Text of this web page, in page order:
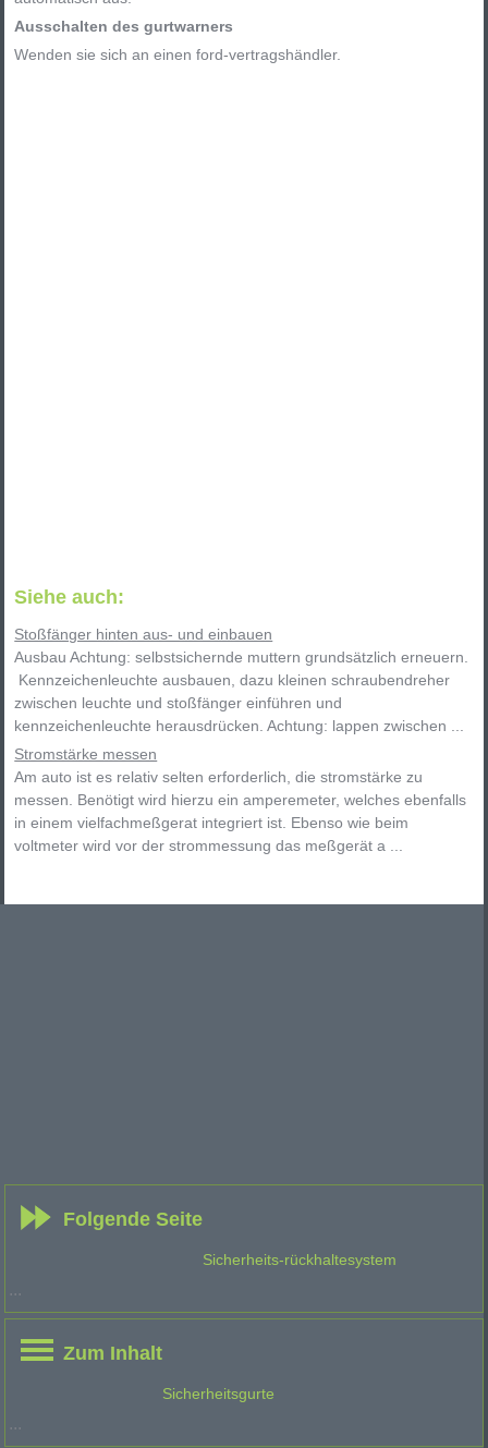
Ausschalten des gurtwarners
Wenden sie sich an einen ford-vertragshändler.
Siehe auch:
Stoßfänger hinten aus- und einbauen
Ausbau Achtung: selbstsichernde muttern grundsätzlich erneuern.
Kennzeichenleuchte ausbauen, dazu kleinen schraubendreher
zwischen leuchte und stoßfänger einführen und
kennzeichenleuchte herausdrücken. Achtung: lappen zwischen ...
Stromstärke messen
Am auto ist es relativ selten erforderlich, die stromstärke zu
messen. Benötigt wird hierzu ein amperemeter, welches ebenfalls
in einem vielfachmeßgerat integriert ist. Ebenso wie beim
voltmeter wird vor der strommessung das meßgerät a ...
Folgende Seite
Sicherheits-rückhaltesystem
...
Zum Inhalt
Sicherheitsgurte
...